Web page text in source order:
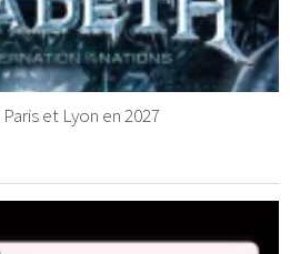
et Lyon en 2027